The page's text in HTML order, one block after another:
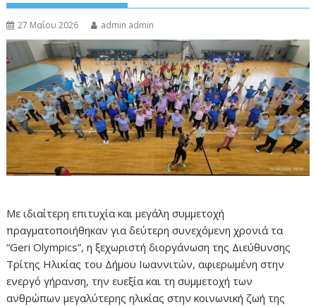
27 Μαΐου 2026 admin admin
Με ιδιαίτερη επιτυχία και μεγάλη συμμετοχή
πραγματοποιήθηκαν για δεύτερη συνεχόμενη χρονιά τα
“Geri Olympics”, η ξεχωριστή διοργάνωση της Διεύθυνσης
Τρίτης Ηλικίας του Δήμου Ιωαννιτών, αφιερωμένη στην
ενεργό γήρανση, την ευεξία και τη συμμετοχή των
ανθρώπων μεγαλύτερης ηλικίας στην κοινωνική ζωή της